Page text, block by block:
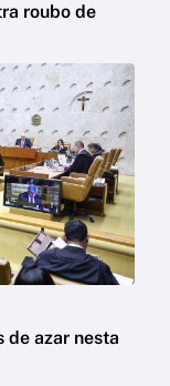
roubo de
de azar nesta